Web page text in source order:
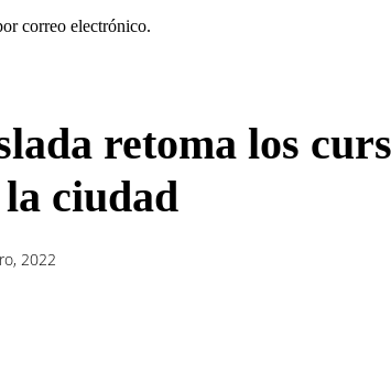
correo electrónico.
retoma los
ciudad
2022